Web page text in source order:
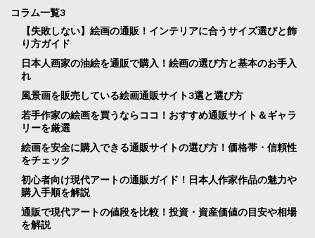
コラム一覧3
【失敗しない】絵画の通販！インテリアに合うサイズ選びと飾
り方ガイド
日本人画家の油絵を通販で購入！絵画の選び方と基本のお手入
れ
風景画を販売している絵画通販サイト3選と選び方
若手作家の絵画を買うならココ！おすすめ通販サイト＆ギャラ
リーを厳選
絵画を安全に購入できる通販サイトの選び方！価格帯・信頼性
をチェック
初心者向け現代アートの通販ガイド！日本人作家作品の魅力や
購入手順を解説
通販で現代アートの値段を比較！投資・資産価値の目安や相場
を解説